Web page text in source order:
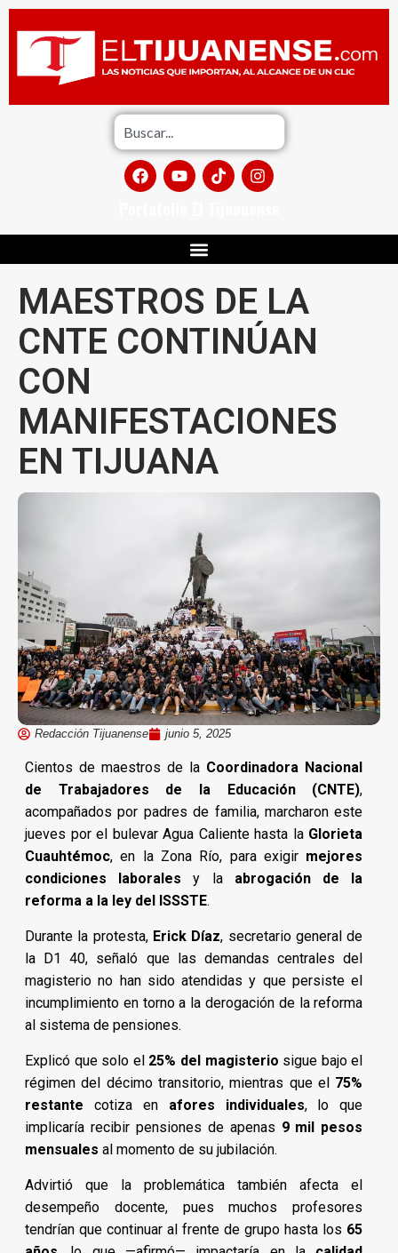
MAESTROS DE LA
CNTE CONTINÚAN
CON
MANIFESTACIONES
EN TIJUANA
Redacción Tijuanense junio 5, 2025
Cientos de maestros de la Coordinadora Nacional
de Trabajadores de la Educación (CNTE),
acompañados por padres de familia, marcharon este
jueves por el bulevar Agua Caliente hasta la Glorieta
Cuauhtémoc, en la Zona Río, para exigir mejores
condiciones laborales y la abrogación de la
reforma a la ley del ISSSTE.
Durante la protesta, Erick Díaz, secretario general de
la D1 40, señaló que las demandas centrales del
magisterio no han sido atendidas y que persiste el
incumplimiento en torno a la derogación de la reforma
al sistema de pensiones.
Explicó que solo el 25% del magisterio sigue bajo el
régimen del décimo transitorio, mientras que el 75%
restante cotiza en afores individuales, lo que
implicaría recibir pensiones de apenas 9 mil pesos
mensuales al momento de su jubilación.
Advirtió que la problemática también afecta el
desempeño docente, pues muchos profesores
tendrían que continuar al frente de grupo hasta los 65